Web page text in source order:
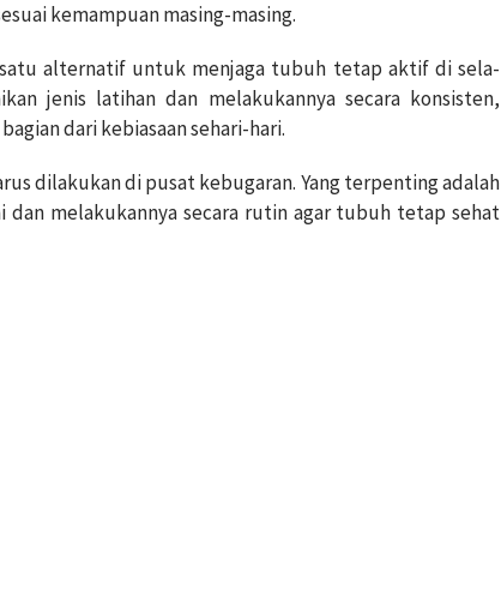
kemampuan masing-masing.
alternatif untuk menjaga tubuh tetap aktif di sela-
jenis latihan dan melakukannya secara konsisten,
dari kebiasaan sehari-hari.
dilakukan di pusat kebugaran. Yang terpenting adalah
dan melakukannya secara rutin agar tubuh tetap sehat